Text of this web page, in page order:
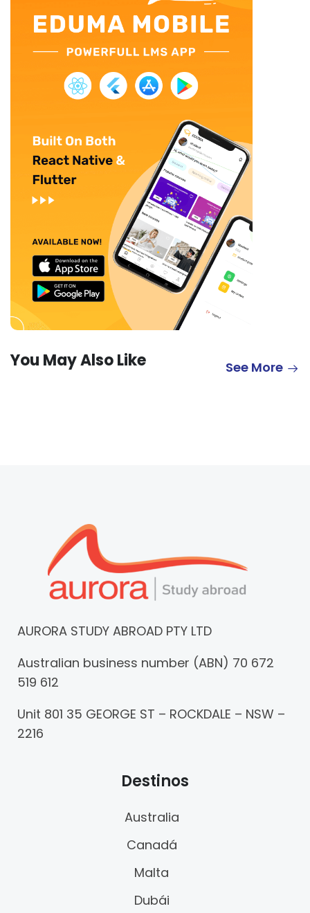
You May Also Like See More
AURORA STUDY ABROAD PTY LTD
Australian business number (ABN) 70 672
519 612
Unit 801 35 GEORGE ST – ROCKDALE – NSW –
2216
Destinos
Australia
Canadá
Malta
Dubái